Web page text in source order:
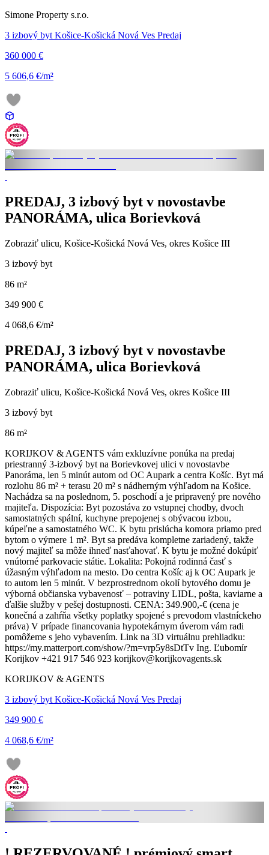
Simone Property s.r.o.
3 izbový byt Košice-Košická Nová Ves Predaj
360 000 €
5 606,6 €/m²
PREDAJ, 3 izbový byt v novostavbe
PANORÁMA, ulica Borievková
Zobraziť ulicu, Košice-Košická Nová Ves, okres Košice III
3 izbový byt
86 m²
349 900 €
4 068,6 €/m²
PREDAJ, 3 izbový byt v novostavbe
PANORÁMA, ulica Borievková
Zobraziť ulicu, Košice-Košická Nová Ves, okres Košice III
3 izbový byt
86 m²
KORIJKOV & AGENTS vám exkluzívne ponúka na predaj
priestranný 3-izbový byt na Borievkovej ulici v novostavbe
Panoráma, len 5 minút autom od OC Aupark a centra Košíc. Byt má
rozlohu 86 m² + terasu 20 m² s nádherným výhľadom na Košice.
Nachádza sa na poslednom, 5. poschodí a je pripravený pre nového
majiteľa. Dispozícia: Byt pozostáva zo vstupnej chodby, dvoch
samostatných spální, kuchyne prepojenej s obývacou izbou,
kúpeľne a samostatného WC. K bytu prislúcha komora priamo pred
bytom o výmere 1 m². Byt sa predáva kompletne zariadený, takže
nový majiteľ sa môže ihneď nasťahovať. K bytu je možné dokúpiť
vnútorné parkovacie státie. Lokalita: Pokojná rodinná časť s
úžasným výhľadom na mesto. Do centra Košíc aj k OC Aupark je
to autom len 5 minút. V bezprostrednom okolí bytového domu je
výborná občianska vybavenosť – potraviny LIDL, pošta, kaviarne a
ďalšie služby v pešej dostupnosti. CENA: 349.900,-€ (cena je
konečná a zahŕňa všetky poplatky spojené s prevodom vlastníckeho
práva) V prípade financovania hypotekárnym úverom vám radi
pomôžeme s jeho vybavením. Link na 3D virtuálnu prehliadku:
https://my.matterport.com/show/?m=vrp5y8sDtTv Ing. Ľubomír
Korijkov +421 917 546 923 korijkov@korijkovagents.sk
KORIJKOV & AGENTS
3 izbový byt Košice-Košická Nová Ves Predaj
349 900 €
4 068,6 €/m²